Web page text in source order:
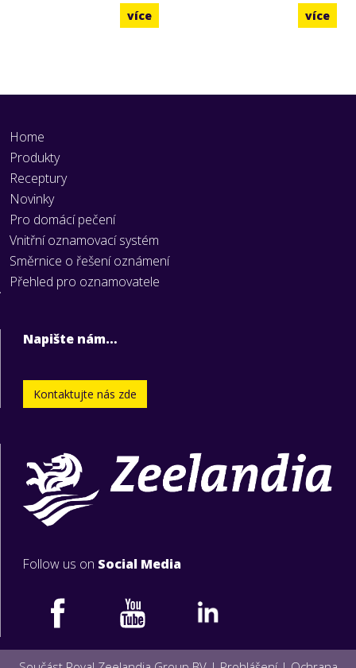
více více
Home
Produkty
Receptury
Novinky
Pro domácí pečení
Vnitřní oznamovací systém
Směrnice o řešení oznámení
Přehled pro oznamovatele
Napište nám…
Kontaktujte nás zde
Follow us on Social Media